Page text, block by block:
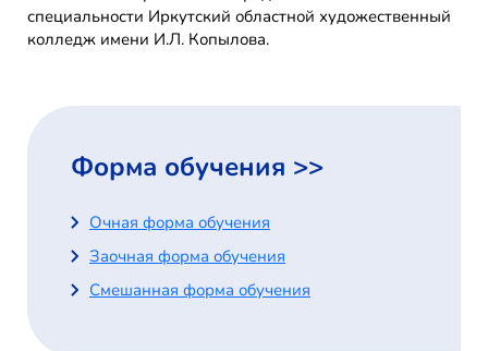
специальности Иркутский областной художественный
колледж имени И.Л. Копылова.
Форма обучения >>
Очная форма обучения
Заочная форма обучения
Смешанная форма обучения